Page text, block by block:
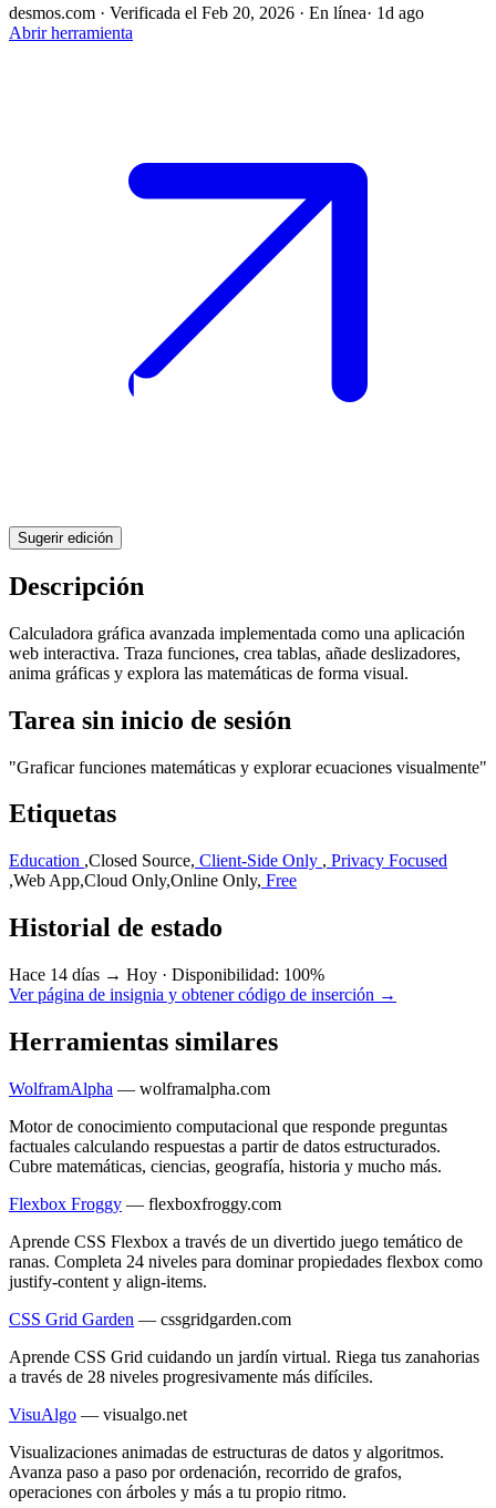
desmos.com · Verificada el Feb 20, 2026 · En línea· 1d ago
Abrir herramienta
Sugerir edición
Descripción
Calculadora gráfica avanzada implementada como una aplicación
web interactiva. Traza funciones, crea tablas, añade deslizadores,
anima gráficas y explora las matemáticas de forma visual.
Tarea sin inicio de sesión
"Graficar funciones matemáticas y explorar ecuaciones visualmente"
Etiquetas
Education ,Closed Source, Client-Side Only , Privacy Focused
,Web App,Cloud Only,Online Only, Free
Historial de estado
Hace 14 días → Hoy · Disponibilidad: 100%
Ver página de insignia y obtener código de inserción →
Herramientas similares
WolframAlpha — wolframalpha.com
Motor de conocimiento computacional que responde preguntas
factuales calculando respuestas a partir de datos estructurados.
Cubre matemáticas, ciencias, geografía, historia y mucho más.
Flexbox Froggy — flexboxfroggy.com
Aprende CSS Flexbox a través de un divertido juego temático de
ranas. Completa 24 niveles para dominar propiedades flexbox como
justify-content y align-items.
CSS Grid Garden — cssgridgarden.com
Aprende CSS Grid cuidando un jardín virtual. Riega tus zanahorias
a través de 28 niveles progresivamente más difíciles.
VisuAlgo — visualgo.net
Visualizaciones animadas de estructuras de datos y algoritmos.
Avanza paso a paso por ordenación, recorrido de grafos,
operaciones con árboles y más a tu propio ritmo.